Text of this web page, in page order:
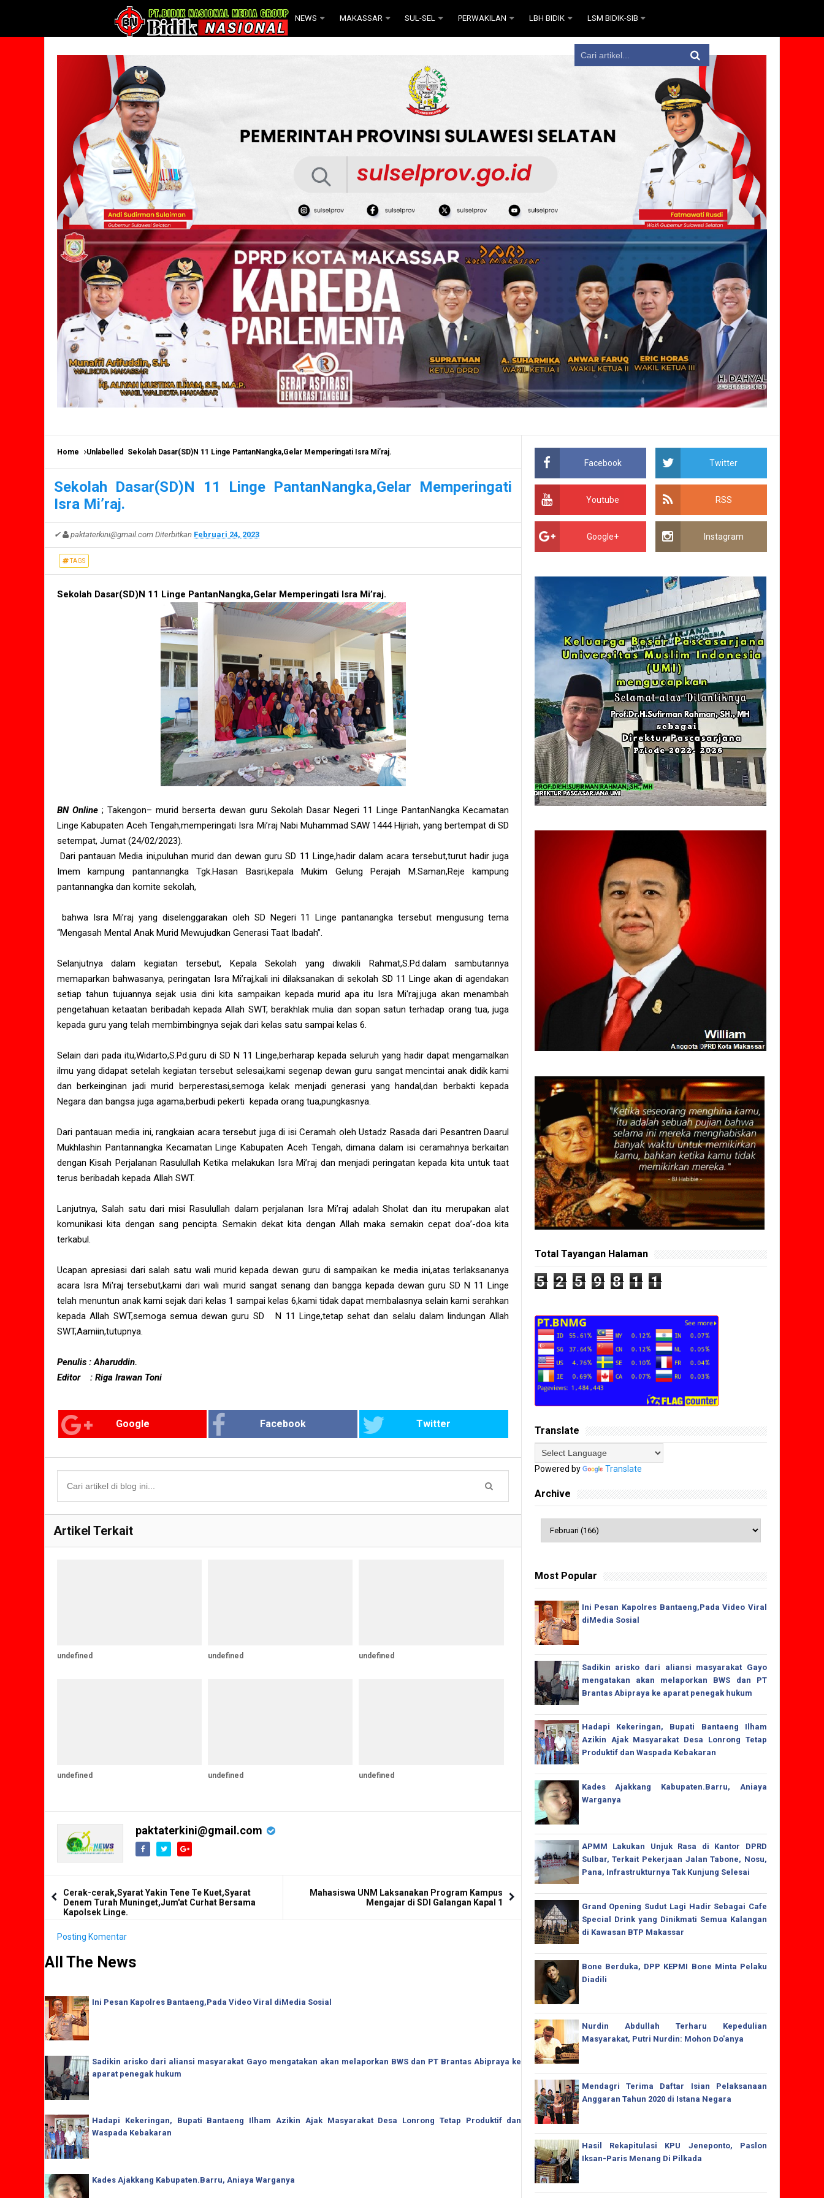
NEWS MAKASSAR SUL-SEL PERWAKILAN LBH BIDIK LSM BIDIK-SIB
Home Unlabelled Sekolah Dasar(SD)N 11 Linge PantanNangka,Gelar Memperingati Isra Mi’raj.
Sekolah Dasar(SD)N 11 Linge PantanNangka,Gelar Memperingati
Isra Mi’raj.
✔ paktaterkini@gmail.com Diterbitkan Februari 24, 2023
TAGS
Sekolah Dasar(SD)N 11 Linge PantanNangka,Gelar Memperingati Isra Mi’raj.
BN Online; Takengon– murid berserta dewan guru Sekolah Dasar Negeri 11 Linge PantanNangka Kecamatan
Linge Kabupaten Aceh Tengah,memperingati Isra Mi’raj Nabi Muhammad SAW 1444 Hijriah, yang bertempat di SD
setempat, Jumat (24/02/2023).
Dari pantauan Media ini,puluhan murid dan dewan guru SD 11 Linge,hadir dalam acara tersebut,turut hadir juga
Imem kampung pantannangka Tgk.Hasan Basri,kepala Mukim Gelung Perajah M.Saman,Reje kampung
pantannangka dan komite sekolah,
bahwa Isra Mi’raj yang diselenggarakan oleh SD Negeri 11 Linge pantanangka tersebut mengusung tema
“Mengasah Mental Anak Murid Mewujudkan Generasi Taat Ibadah”.
Selanjutnya dalam kegiatan tersebut, Kepala Sekolah yang diwakili Rahmat,S.Pd.dalam sambutannya
memaparkan bahwasanya, peringatan Isra Mi’raj,kali ini dilaksanakan di sekolah SD 11 Linge akan di agendakan
setiap tahun tujuannya sejak usia dini kita sampaikan kepada murid apa itu Isra Mi'raj.juga akan menambah
pengetahuan ketaatan beribadah kepada Allah SWT, berakhlak mulia dan sopan satun terhadap orang tua, juga
kepada guru yang telah membimbingnya sejak dari kelas satu sampai kelas 6.
Selain dari pada itu,Widarto,S.Pd.guru di SD N 11 Linge,berharap kepada seluruh yang hadir dapat mengamalkan
ilmu yang didapat setelah kegiatan tersebut selesai,kami segenap dewan guru sangat mencintai anak didik kami
dan berkeinginan jadi murid berperestasi,semoga kelak menjadi generasi yang handal,dan berbakti kepada
Negara dan bangsa juga agama,berbudi pekerti kepada orang tua,pungkasnya.
Dari pantauan media ini, rangkaian acara tersebut juga di isi Ceramah oleh Ustadz Rasada dari Pesantren Daarul
Mukhlashin Pantannangka Kecamatan Linge Kabupaten Aceh Tengah, dimana dalam isi ceramahnya berkaitan
dengan Kisah Perjalanan Rasulullah Ketika melakukan Isra Mi’raj dan menjadi peringatan kepada kita untuk taat
terus beribadah kepada Allah SWT.
Lanjutnya, Salah satu dari misi Rasulullah dalam perjalanan Isra Mi’raj adalah Sholat dan itu merupakan alat
komunikasi kita dengan sang pencipta. Semakin dekat kita dengan Allah maka semakin cepat doa’-doa kita
terkabul.
Ucapan apresiasi dari salah satu wali murid kepada dewan guru di sampaikan ke media ini,atas terlaksananya
acara Isra Mi'raj tersebut,kami dari wali murid sangat senang dan bangga kepada dewan guru SD N 11 Linge
telah menuntun anak kami sejak dari kelas 1 sampai kelas 6,kami tidak dapat membalasnya selain kami serahkan
kepada Allah SWT,semoga semua dewan guru SD N 11 Linge,tetap sehat dan selalu dalam lindungan Allah
SWT,Aamiin,tutupnya.
Penulis : Aharuddin.
Editor : Riga Irawan Toni
Google Facebook Twitter
Artikel Terkait
undefined undefined undefined
undefined undefined undefined
paktaterkini@gmail.com
Cerak-cerak,Syarat Yakin Tene Te Kuet,Syarat
Denem Turah Muninget,Jum'at Curhat Bersama
Kapolsek Linge.
Mahasiswa UNM Laksanakan Program Kampus
Mengajar di SDI Galangan Kapal 1
Posting Komentar
All The News
Ini Pesan Kapolres Bantaeng,Pada Video Viral diMedia Sosial
Sadikin arisko dari aliansi masyarakat Gayo mengatakan akan melaporkan BWS dan PT Brantas Abipraya ke
aparat penegak hukum
Hadapi Kekeringan, Bupati Bantaeng Ilham Azikin Ajak Masyarakat Desa Lonrong Tetap Produktif dan
Waspada Kebakaran
Kades Ajakkang Kabupaten.Barru, Aniaya Warganya
Facebook Twitter
Youtube RSS
Google+ Instagram
Total Tayangan Halaman
5 2 5 9 8 1 1
Translate
Powered by Translate
Archive
Most Popular
Ini Pesan Kapolres Bantaeng,Pada Video Viral
diMedia Sosial
Sadikin arisko dari aliansi masyarakat Gayo
mengatakan akan melaporkan BWS dan PT
Brantas Abipraya ke aparat penegak hukum
Hadapi Kekeringan, Bupati Bantaeng Ilham
Azikin Ajak Masyarakat Desa Lonrong Tetap
Produktif dan Waspada Kebakaran
Kades Ajakkang Kabupaten.Barru, Aniaya
Warganya
APMM Lakukan Unjuk Rasa di Kantor DPRD
Sulbar, Terkait Pekerjaan Jalan Tabone, Nosu,
Pana, Infrastrukturnya Tak Kunjung Selesai
Grand Opening Sudut Lagi Hadir Sebagai Cafe
Special Drink yang Dinikmati Semua Kalangan
di Kawasan BTP Makassar
Bone Berduka, DPP KEPMI Bone Minta Pelaku
Diadili
Nurdin Abdullah Terharu Kepedulian
Masyarakat, Putri Nurdin: Mohon Do'anya
Mendagri Terima Daftar Isian Pelaksanaan
Anggaran Tahun 2020 di Istana Negara
Hasil Rekapitulasi KPU Jeneponto, Paslon
Iksan-Paris Menang Di Pilkada